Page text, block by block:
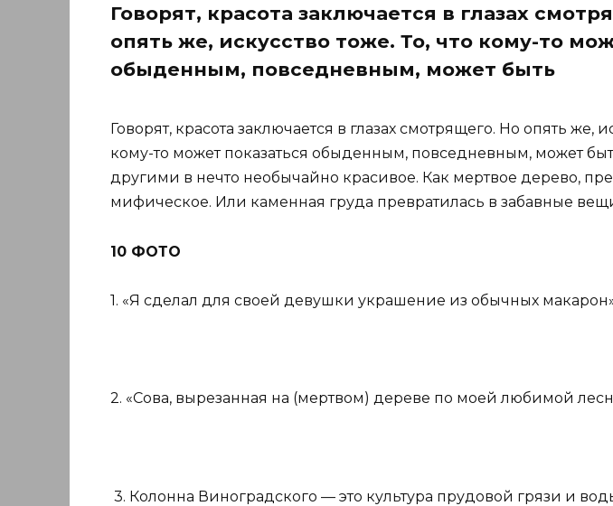
Говорят, красота заключается в глазах
опять же, искусство тоже. То, что кому-то
обыденным, повседневным, может быть
Говорят, красота заключается в глазах смотрящего. Но опять же,
кому-то может показаться обыденным, повседневным, может
другими в нечто необычайно красивое. Как мертвое дерево,
мифическое. Или каменная груда превратилась в забавные
10 ФОТО
1. «Я сделал для своей девушки украшение из обычных
2. «Сова, вырезанная на (мертвом) дереве по моей любимой
3. Колонна Виноградского — это культура прудовой грязи и